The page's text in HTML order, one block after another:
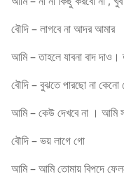
বৌদি – লাগবে না আদর আমার
আমি – তাহলে যাবনা বাদ
বৌদি – বুঝতে পারছো না কেনো
আমি – কেউ দেখবে না । আমি
বৌদি – ভয় লাগে গো
আমি – আমি তোমায় বিপদে